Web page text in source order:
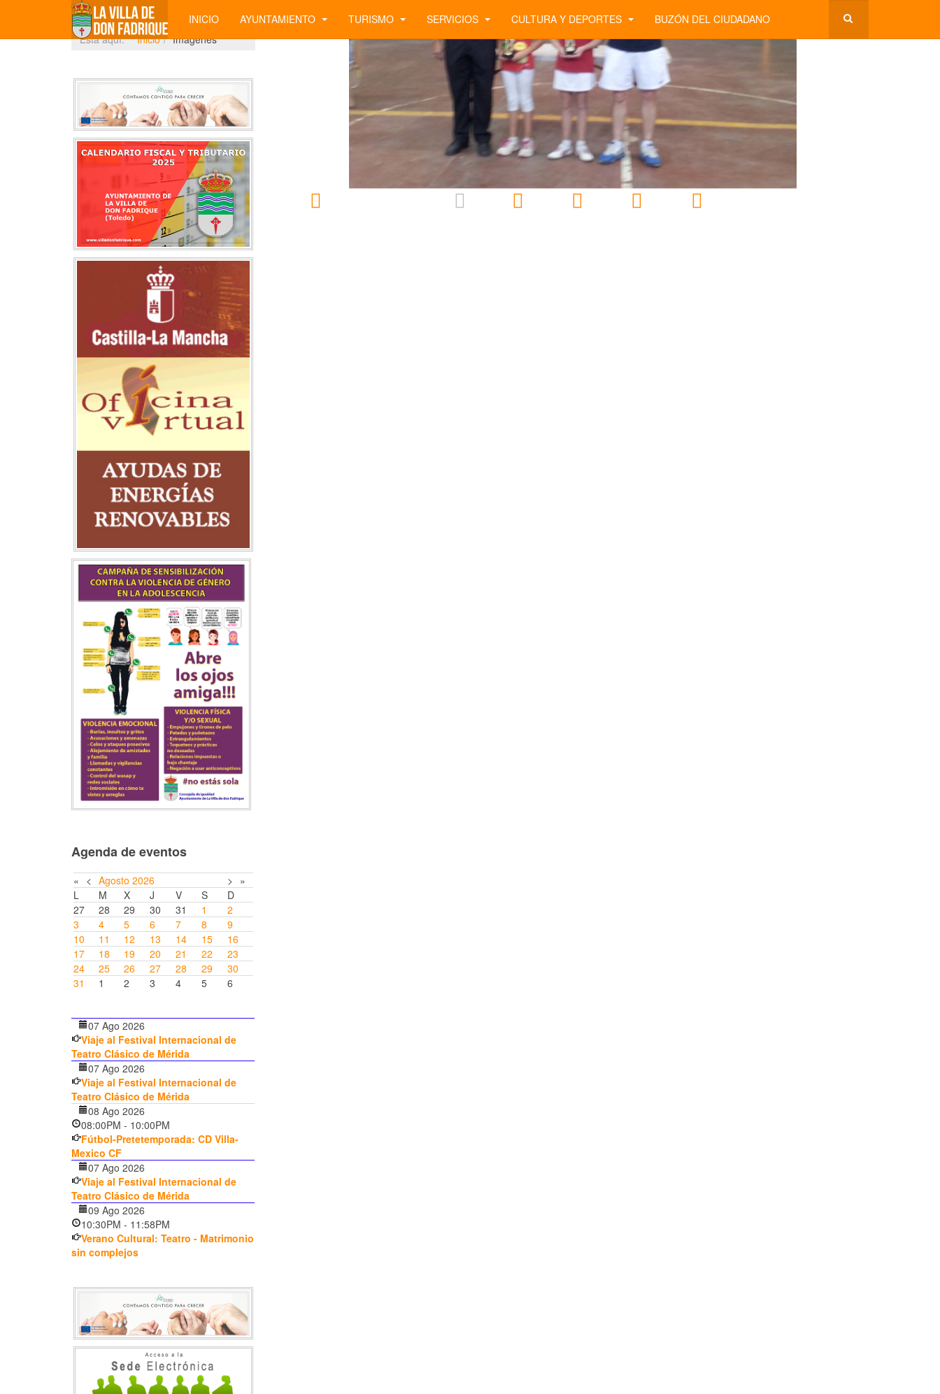
INICIO AYUNTAMIENTO TURISMO SERVICIOS CULTURA Y DEPORTES
BUZÓN DEL CIUDADANO
Está aquí: Inicio Imágenes
Agenda de eventos
« < Agosto 2026 > »
L
M X J V S
D
27
28 29 30 31 1
2
3
4 5 6 7 8
9
10
11 12 13 14 15
16
17
18 19 20 21 22
23
24
25 26 27 28 29
30
31
1 2 3 4 5 6
07 Ago 2026
Viaje al Festival Internacional de
Teatro Clásico de Mérida
07 Ago 2026
Viaje al Festival Internacional de
Teatro Clásico de Mérida
08 Ago 2026
08:00PM - 10:00PM
Fútbol-Pretetemporada: CD Villa-
Mexico CF
07 Ago 2026
Viaje al Festival Internacional de
Teatro Clásico de Mérida
09 Ago 2026
10:30PM - 11:58PM
Verano Cultural: Teatro - Matrimonio
sin complejos